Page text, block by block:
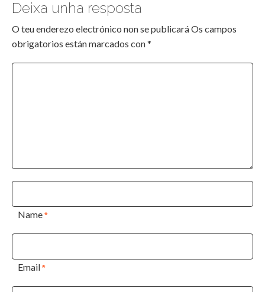
Deixa unha resposta
O teu enderezo electrónico non se publicaráOs campos
obrigatorios están marcados con*
Name*
Email*